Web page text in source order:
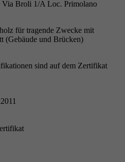
Broli 1/A Loc. Primolano
für tragende Zwecke mit
(Gebäude und Brücken)
sind auf dem Zertifikat